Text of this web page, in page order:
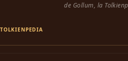
de Gollum, la
TOLKIENPEDIA